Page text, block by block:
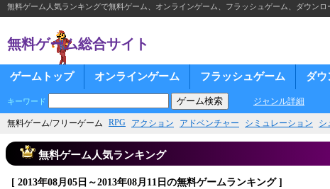
無料ゲーム人気ランキングで無料ゲーム、オンラインゲーム、フラッシュゲーム、ダウンロ
無料ゲーム総合サイト
ゲームトップ オンラインゲーム フラッシュゲーム ダウ
キーワード ジャンル詳細
無料ゲーム/フリーゲーム RPG アクション アドベンチャー シミュレーション シ
無料ゲーム人気ランキング
[ 2013年08月05日～2013年08月11日の無料ゲームランキング ]